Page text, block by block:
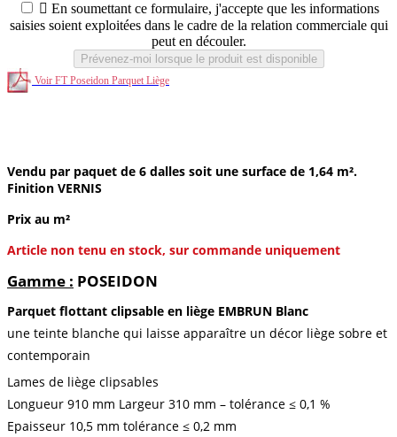
 En soumettant ce formulaire, j'accepte que les informations
saisies soient exploitées dans le cadre de la relation commerciale qui
peut en découler.
Prévenez-moi lorsque le produit est disponible
Voir FT Poseidon Parquet Liège
Vendu par paquet de 6 dalles soit une surface de 1,64 m².
Finition VERNIS
Prix au m²
Article non tenu en stock, sur commande uniquement
Gamme : POSEIDON
Parquet flottant clipsable en liège EMBRUN Blanc
une teinte blanche qui laisse apparaître un décor liège sobre et
contemporain
Lames de liège clipsables
Longueur 910 mm Largeur 310 mm – tolérance ≤ 0,1 %
Epaisseur 10,5 mm tolérance ≤ 0,2 mm